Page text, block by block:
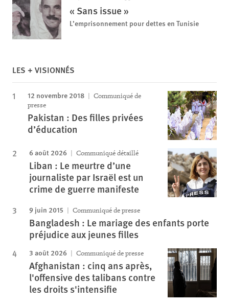
« Sans issue »
L’emprisonnement pour dettes en Tunisie
LES + VISIONNÉS
12 novembre 2018
Communiqué de
presse
Pakistan : Des filles privées
d’éducation
6 août 2026 Communiqué détaillé
Liban : Le meurtre d’une
journaliste par Israël est un
crime de guerre manifeste
9 juin 2015 Communiqué de presse
Bangladesh : Le mariage des enfants porte
préjudice aux jeunes filles
3 août 2026 Communiqué de presse
Afghanistan : cinq ans après,
l'offensive des talibans contre
les droits s'intensifie